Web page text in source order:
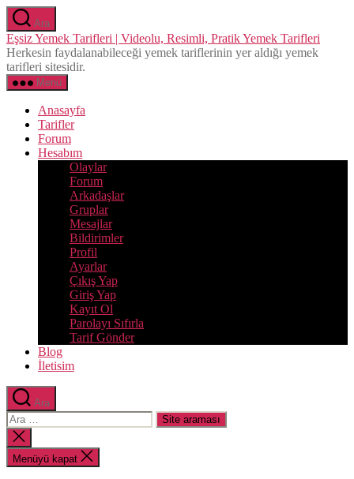
İçeriğe
atla
Ara
Eşsiz Yemek Tarifleri | Videolu, Resimli, Pratik Yemek Tarifleri
Herkesin faydalanabileceği yemek tariflerinin yer aldığı yemek
tarifleri sitesidir.
Menü
Anasayfa
Tarifler
Forum
Hesabım
Olaylar
Forum
Arkadaşlar
Gruplar
Mesajlar
Bildirimler
Profil
Ayarlar
Çıkış Yap
Giriş Yap
Kayıt Ol
Parolayı Sıfırla
Tarif Gönder
Blog
İletisim
Ara
Arama
yap:
Aramayı
kapat
Menüyü kapat